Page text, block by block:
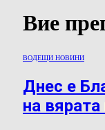
Вие
ВОДЕЩИ НОВИНИ
Днес е
на